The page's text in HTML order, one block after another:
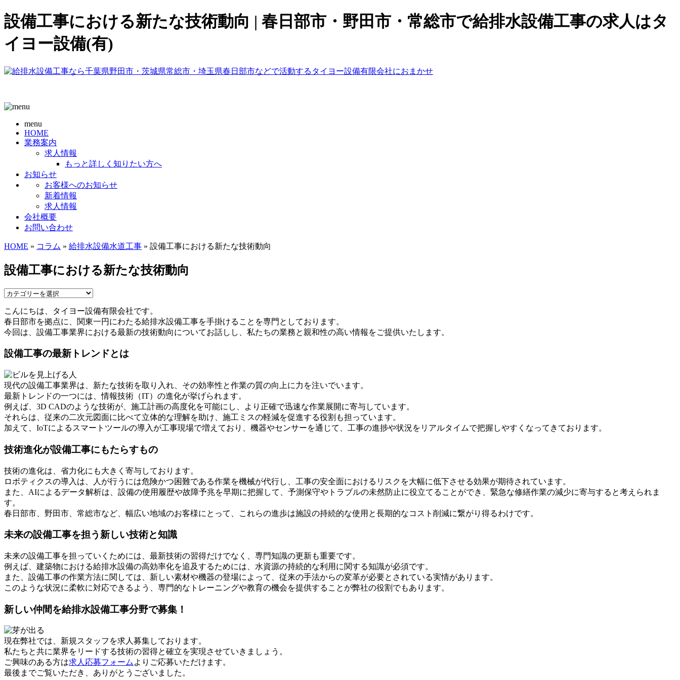
設備工事における新たな技術動向 | 春日部市・野田市・常総市で給排水設備工事の求人はタ
イヨー設備(有)
menu
HOME
業務案内
求人情報
もっと詳しく知りたい方へ
お知らせ
お客様へのお知らせ
新着情報
求人情報
会社概要
お問い合わせ
HOME » コラム » 給排水設備水道工事 » 設備工事における新たな技術動向
設備工事における新たな技術動向
こんにちは、タイヨー設備有限会社です。
春日部市を拠点に、関東一円にわたる給排水設備工事を手掛けることを専門としております。
今回は、設備工事業界における最新の技術動向についてお話しし、私たちの業務と親和性の高い情報をご提供いたします。
設備工事の最新トレンドとは
現代の設備工事業界は、新たな技術を取り入れ、その効率性と作業の質の向上に力を注いでいます。
最新トレンドの一つには、情報技術（IT）の進化が挙げられます。
例えば、3D CADのような技術が、施工計画の高度化を可能にし、より正確で迅速な作業展開に寄与しています。
それらは、従来の二次元図面に比べて立体的な理解を助け、施工ミスの軽減を促進する役割も担っています。
加えて、IoTによるスマートツールの導入が工事現場で増えており、機器やセンサーを通じて、工事の進捗や状況をリアルタイムで把握しやすくなってきております。
技術進化が設備工事にもたらすもの
技術の進化は、省力化にも大きく寄与しております。
ロボティクスの導入は、人が行うには危険かつ困難である作業を機械が代行し、工事の安全面におけるリスクを大幅に低下させる効果が期待されています。
また、AIによるデータ解析は、設備の使用履歴や故障予兆を早期に把握して、予測保守やトラブルの未然防止に役立てることができ、緊急な修繕作業の減少に寄与すると考えられま
す。
春日部市、野田市、常総市など、幅広い地域のお客様にとって、これらの進歩は施設の持続的な使用と長期的なコスト削減に繋がり得るわけです。
未来の設備工事を担う新しい技術と知識
未来の設備工事を担っていくためには、最新技術の習得だけでなく、専門知識の更新も重要です。
例えば、建築物における給排水設備の高効率化を追及するためには、水資源の持続的な利用に関する知識が必須です。
また、設備工事の作業方法に関しては、新しい素材や機器の登場によって、従来の手法からの変革が必要とされている実情があります。
このような状況に柔軟に対応できるよう、専門的なトレーニングや教育の機会を提供することが弊社の役割でもあります。
新しい仲間を給排水設備工事分野で募集！
現在弊社では、新規スタッフを求人募集しております。
私たちと共に業界をリードする技術の習得と確立を実現させていきましょう。
ご興味のある方は求人応募フォームよりご応募いただけます。
最後までご覧いただき、ありがとうございました。